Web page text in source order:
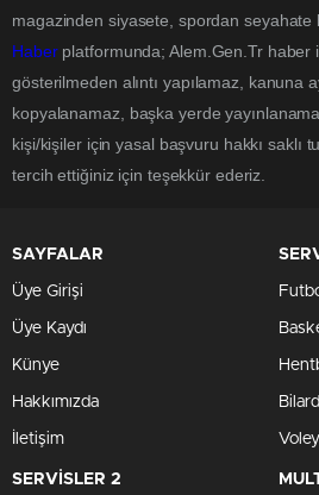
magazinden siyasete, spordan seyahate
Haberplatformunda; Alem.Gen.Tr haber
gösterilmeden alıntı yapılamaz, kanuna
kopyalanamaz, başka yerde
kişi/kişiler için yasal başvuru hakkı saklı
tercih ettiğiniz için teşekkür ederiz.
SAYFALAR
Üye Girişi
Üye Kaydı
Künye
Hakkımızda
İletişim
SERVİSLER 2